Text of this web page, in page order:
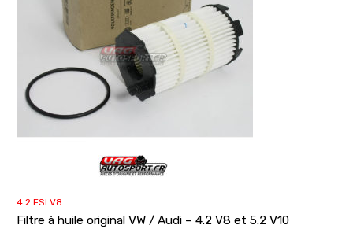
4.2 FSI V8
Filtre à huile original VW / Audi – 4.2 V8 et 5.2 V10